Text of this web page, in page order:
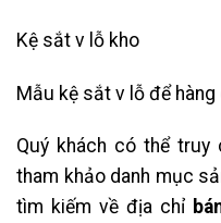
Kệ sắt v lỗ kho
Mẫu kệ sắt v lỗ để hàng
Quý khách có thể truy
tham khảo danh mục
tìm kiếm về địa chỉ